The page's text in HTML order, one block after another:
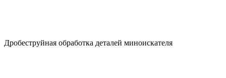
Дробеструйная обработка деталей миноискателя